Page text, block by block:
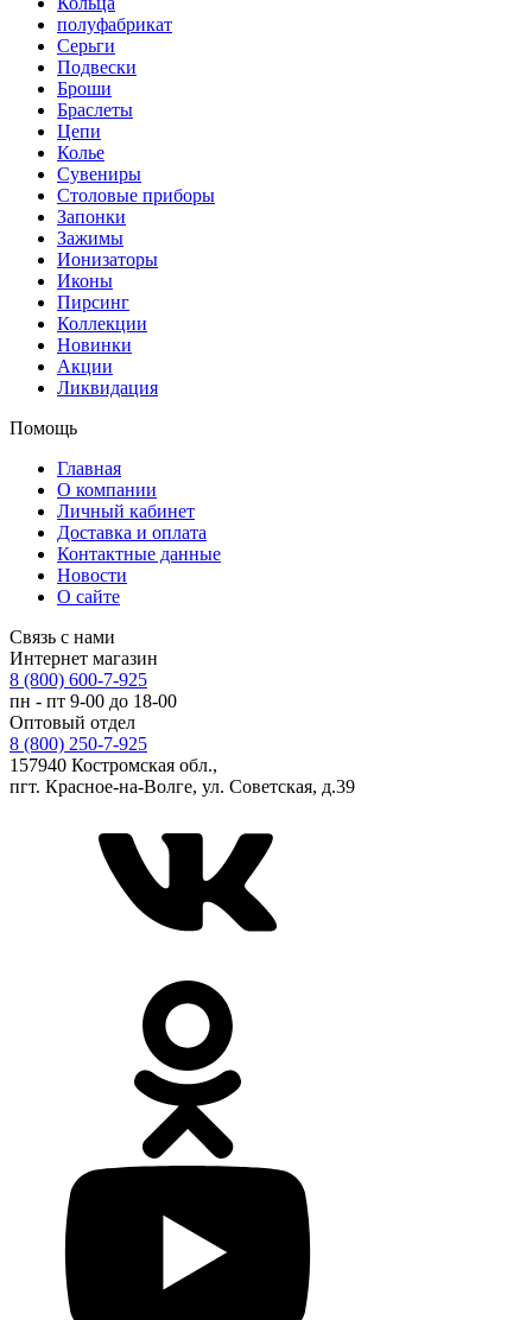
полуфабрикат
Серьги
Подвески
Броши
Браслеты
Цепи
Колье
Сувениры
Столовые приборы
Запонки
Зажимы
Ионизаторы
Иконы
Пирсинг
Коллекции
Новинки
Акции
Ликвидация
Помощь
Главная
О компании
Личный кабинет
Доставка и оплата
Контактные данные
Новости
О сайте
Связь с нами
Интернет магазин
8 (800) 600-7-925
пн - пт 9-00 до 18-00
Оптовый отдел
8 (800) 250-7-925
157940 Костромская обл.,
пгт. Красное-на-Волге, ул. Советская, д.39